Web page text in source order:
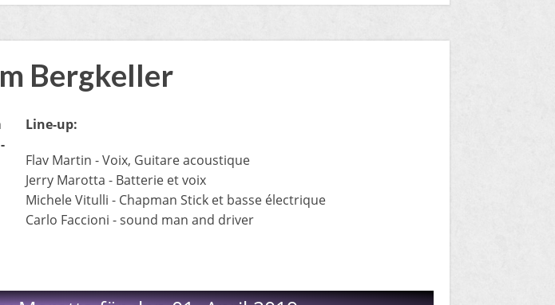
Bergkeller
Line-up:
​Flav Martin - Voix, Guitare acoustique
Jerry Marotta - Batterie et voix
Michele Vitulli - Chapman Stick et basse électrique
Carlo Faccioni - sound man and driver